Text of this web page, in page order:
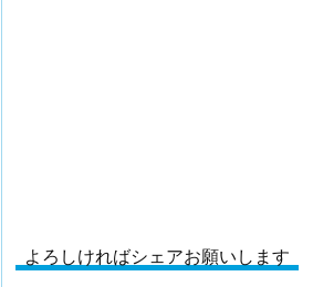
よろしければシェアお願いします